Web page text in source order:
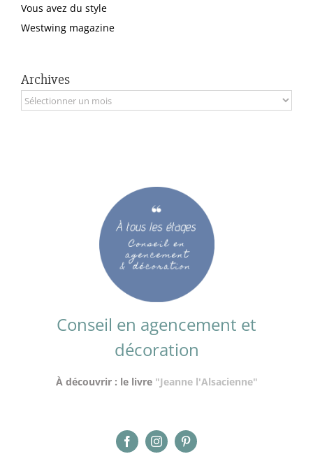
Vous avez du style
Westwing magazine
Archives
Archives
Conseil en agencement et
décoration
À découvrir : le livre "Jeanne l'Alsacienne"